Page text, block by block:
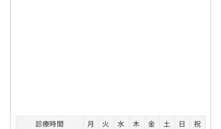
診療時間 月 火 水 木 金 土 日
祝